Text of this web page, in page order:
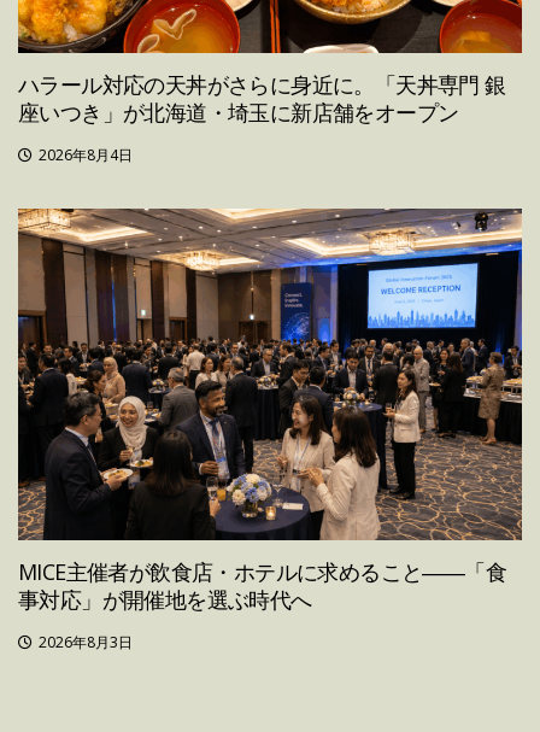
ハラール対応の天丼がさらに身近に。「天丼専門 銀
座いつき」が北海道・埼玉に新店舗をオープン
2026年8月4日
MICE主催者が飲食店・ホテルに求めること――「食
事対応」が開催地を選ぶ時代へ
2026年8月3日